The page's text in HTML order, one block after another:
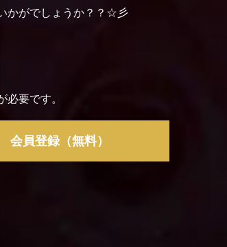
かがでしょうか？？☆彡
必要です。
会員登録（無料）